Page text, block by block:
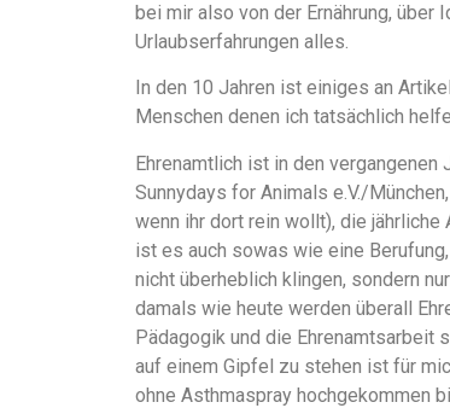
bei mir also von der Ernährung,
Urlaubserfahrungen alles.
In den 10 Jahren ist einiges an
Menschen denen ich tatsächlich
Ehrenamtlich ist in den
Sunnydays for Animals e.V./
wenn ihr dort rein wollt), die
ist es auch sowas wie eine
nicht überheblich klingen, sondern
damals wie heute werden überall
Pädagogik und die Ehrenamtsarbeit
auf einem Gipfel zu stehen ist für
ohne Asthmaspray hochgekommen